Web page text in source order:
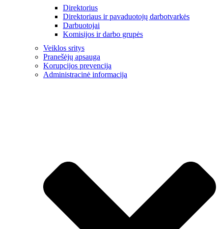
Direktorius
Direktoriaus ir pavaduotojų darbotvarkės
Darbuotojai
Komisijos ir darbo grupės
Veiklos sritys
Pranešėjų apsauga
Korupcijos prevencija
Administracinė informacija